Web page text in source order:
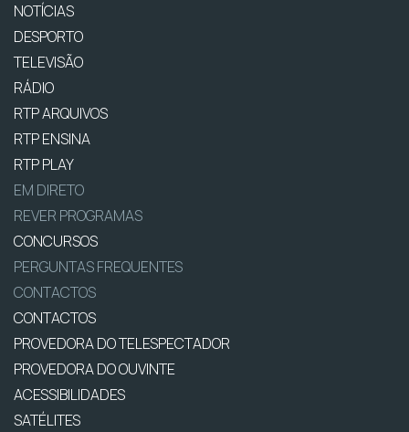
NOTÍCIAS
DESPORTO
TELEVISÃO
RÁDIO
RTP ARQUIVOS
RTP ENSINA
RTP PLAY
EM DIRETO
REVER PROGRAMAS
CONCURSOS
PERGUNTAS FREQUENTES
CONTACTOS
CONTACTOS
PROVEDORA DO TELESPECTADOR
PROVEDORA DO OUVINTE
ACESSIBILIDADES
SATÉLITES